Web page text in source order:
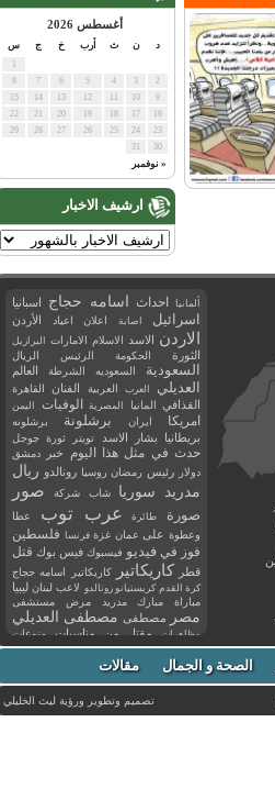
أغسطس 2026
أرب س
« نوفمبر
ارشيف الاخبار
ألمانيا احداث اسامه حجاج اسبانيا
اسرائيل اصابة اعلان اعياد الأردن
الاردن الاسد الاسلام الامارات البرازيل
الثورة الحكومة الرئيس الريال
السعودية السعوديه الشرطة العالم
العديلي العرب العربية الفنان القاهرة
القذافي المانيا المصرية الوفيات اليمن
امريكا ايران برشلونة برشلونه
بريطانيا بشار الاسد تويتر ثورة جوجل
حدث في مثل هذا اليوم خبر دمشق
دولار رئيس رمضان روسيا رونالدو ريال
مدريد
سوريا شاب شركة صور
صورة طائرة عرب توب
عطا
وعطوة على عمان غزة فرنسا فلسطين
فوز في فيديو فيسبوك فيس بوك قتل
قطر كاريكاتير كاريكاتير اسامه حجاج
كرة القدم كريستيانو رونالدو لاعب لبنان ليبيا
مباراة مبارك مدريد مرض مستشفى
مصر مصطفى مصطفى العديلي
مظاهرات مقتل من مناسبات
منوعات
مواليد
موت ميسي ميلان نادي نشر
وفاة وفيات يوتيوب الصحة و الجمال مقالات
تصميم وتطوير ورؤيةليث الخليلي